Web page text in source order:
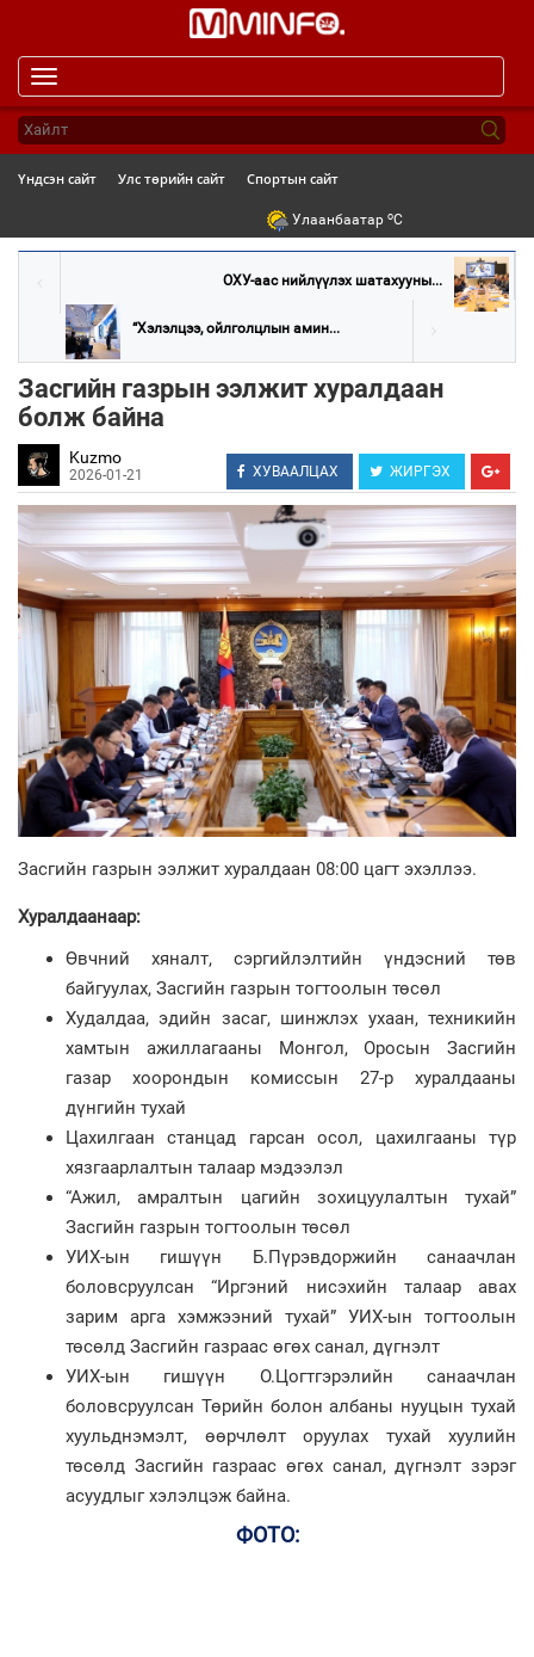
navigation
Үндсэн сайт Улс төрийн сайт Спортын сайт
Улаанбаатар oC
ОХУ-аас нийлүүлэх шатахууны...
“Хэлэлцээ, ойлголцлын амин...
Засгийн газрын ээлжит хуралдаан
болж байна
Kuzmo
2026-01-21 ХУВААЛЦАХ ЖИРГЭХ
Засгийн газрын ээлжит хуралдаан 08:00 цагт эхэллээ.
Хуралдаанаар:
Өвчний хяналт, сэргийлэлтийн үндэсний төв
байгуулах, Засгийн газрын тогтоолын төсөл
Худалдаа, эдийн засаг, шинжлэх ухаан, техникийн
хамтын ажиллагааны Монгол, Оросын Засгийн
газар хоорондын комиссын 27-р хуралдааны
дүнгийн тухай
Цахилгаан станцад гарсан осол, цахилгааны түр
хязгаарлалтын талаар мэдээлэл
“Ажил, амралтын цагийн зохицуулалтын тухай”
Засгийн газрын тогтоолын төсөл
УИХ-ын гишүүн Б.Пүрэвдоржийн санаачлан
боловсруулсан “Иргэний нисэхийн талаар авах
зарим арга хэмжээний тухай” УИХ-ын тогтоолын
төсөлд Засгийн газраас өгөх санал, дүгнэлт
УИХ-ын гишүүн О.Цогтгэрэлийн санаачлан
боловсруулсан Төрийн болон албаны нууцын тухай
хуульднэмэлт, өөрчлөлт оруулах тухай хуулийн
төсөлд Засгийн газраас өгөх санал, дүгнэлт зэрэг
асуудлыг хэлэлцэж байна.
ФОТО: